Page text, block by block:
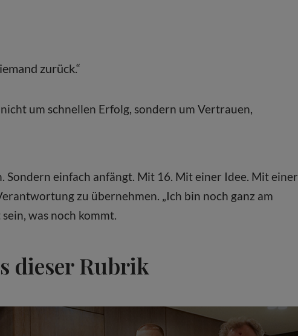
zurück.“
um schnellen Erfolg, sondern um Vertrauen,
Sondern einfach anfängt. Mit 16. Mit einer Idee. Mit einer
zu übernehmen. „Ich bin noch ganz am
was noch kommt.
dieser Rubrik